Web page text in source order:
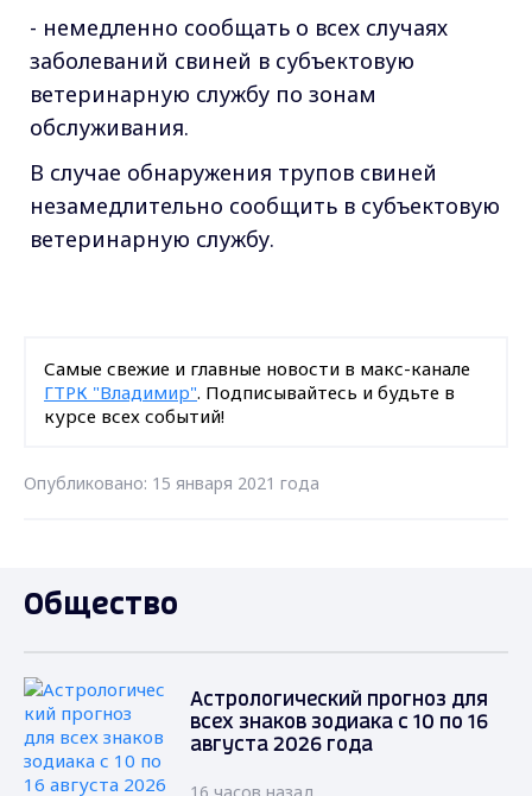
- немедленно сообщать о всех случаях
заболеваний свиней в субъектовую
ветеринарную службу по зонам
обслуживания.
В случае обнаружения трупов свиней
незамедлительно сообщить в субъектовую
ветеринарную службу.
Самые свежие и главные новости в макс-канале
ГТРК "Владимир". Подписывайтесь и будьте в
курсе всех событий!
Опубликовано: 15 января 2021 года
Общество
Астрологический прогноз для
всех знаков зодиака с 10 по 16
августа 2026 года
16 часов назад